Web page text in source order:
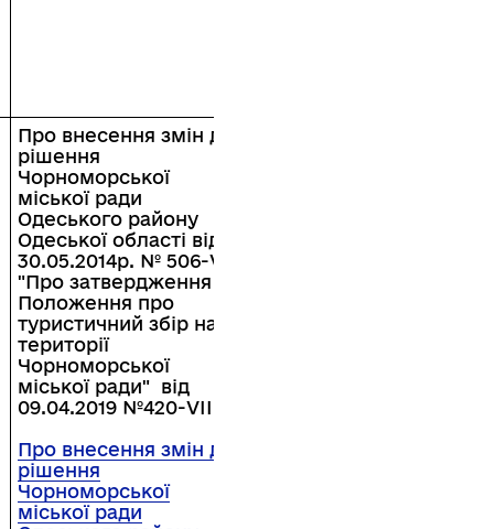
Про внесення змін до
рішення
Чорноморської
міської ради
Одеського району
Одеської області від
30.05.2014р. № 506-VI
"Про затвердження
Положення про
туристичний збір на
території
Чорноморської
міської ради" від
09.04.2019 №420-VIІ
Про внесення змін до
рішення
Чорноморської
міської ради